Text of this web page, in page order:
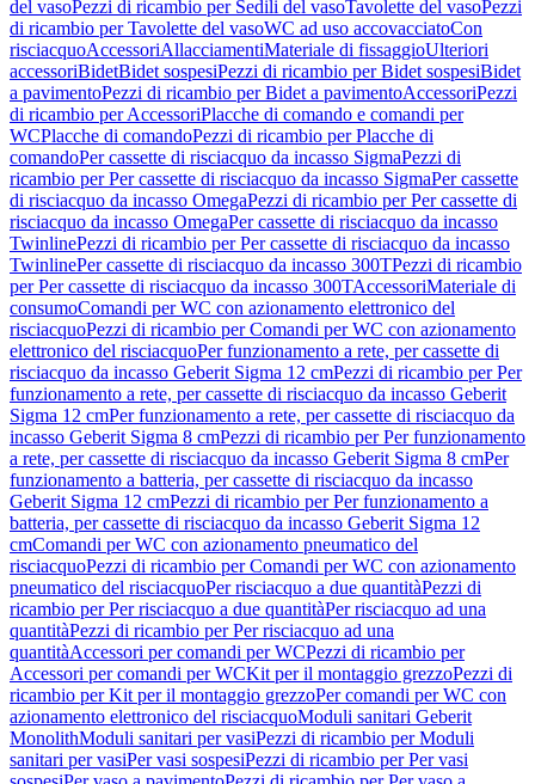
del vasoPezzi di ricambio per Sedili del vasoTavolette del vasoPezzi
di ricambio per Tavolette del vasoWC ad uso accovacciatoCon
risciacquoAccessoriAllacciamentiMateriale di fissaggioUlteriori
accessoriBidetBidet sospesiPezzi di ricambio per Bidet sospesiBidet
a pavimentoPezzi di ricambio per Bidet a pavimentoAccessoriPezzi
di ricambio per AccessoriPlacche di comando e comandi per
WCPlacche di comandoPezzi di ricambio per Placche di
comandoPer cassette di risciacquo da incasso SigmaPezzi di
ricambio per Per cassette di risciacquo da incasso SigmaPer cassette
di risciacquo da incasso OmegaPezzi di ricambio per Per cassette di
risciacquo da incasso OmegaPer cassette di risciacquo da incasso
TwinlinePezzi di ricambio per Per cassette di risciacquo da incasso
TwinlinePer cassette di risciacquo da incasso 300TPezzi di ricambio
per Per cassette di risciacquo da incasso 300TAccessoriMateriale di
consumoComandi per WC con azionamento elettronico del
risciacquoPezzi di ricambio per Comandi per WC con azionamento
elettronico del risciacquoPer funzionamento a rete, per cassette di
risciacquo da incasso Geberit Sigma 12 cmPezzi di ricambio per Per
funzionamento a rete, per cassette di risciacquo da incasso Geberit
Sigma 12 cmPer funzionamento a rete, per cassette di risciacquo da
incasso Geberit Sigma 8 cmPezzi di ricambio per Per funzionamento
a rete, per cassette di risciacquo da incasso Geberit Sigma 8 cmPer
funzionamento a batteria, per cassette di risciacquo da incasso
Geberit Sigma 12 cmPezzi di ricambio per Per funzionamento a
batteria, per cassette di risciacquo da incasso Geberit Sigma 12
cmComandi per WC con azionamento pneumatico del
risciacquoPezzi di ricambio per Comandi per WC con azionamento
pneumatico del risciacquoPer risciacquo a due quantitàPezzi di
ricambio per Per risciacquo a due quantitàPer risciacquo ad una
quantitàPezzi di ricambio per Per risciacquo ad una
quantitàAccessori per comandi per WCPezzi di ricambio per
Accessori per comandi per WCKit per il montaggio grezzoPezzi di
ricambio per Kit per il montaggio grezzoPer comandi per WC con
azionamento elettronico del risciacquoModuli sanitari Geberit
MonolithModuli sanitari per vasiPezzi di ricambio per Moduli
sanitari per vasiPer vasi sospesiPezzi di ricambio per Per vasi